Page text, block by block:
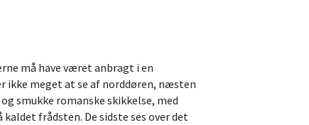
må have været anbragt i en
ikke meget at se af norddøren, næsten
smukke romanske skikkelse, med
frådsten. De sidste ses over det